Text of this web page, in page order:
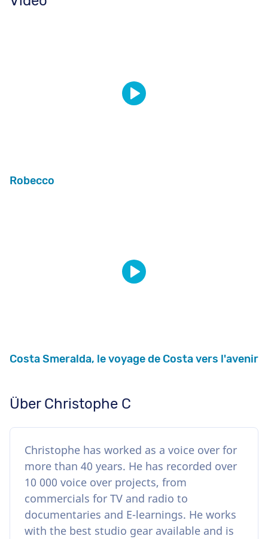
Robecco
Costa Smeralda, le voyage de Costa vers l'avenir
Über Christophe C
Christophe has worked as a voice over for
more than 40 years. He has recorded over
10 000 voice over projects, from
commercials for TV and radio to
documentaries and E-learnings. He works
with the best studio gear available and is